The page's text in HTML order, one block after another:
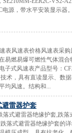
电源，带水平安装显示
表风速表价格风速表采
易燃易爆可燃性气体混
子式风速表产品型号：
术，具有直读显示、
均风速。结构和...
避雷器护套
式避雷器绝缘护套,跌
落式避雷器绝缘护套的